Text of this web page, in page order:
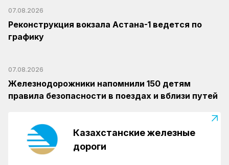
07.08.2026
Реконструкция вокзала Астана-1 ведется по
графику
07.08.2026
Железнодорожники напомнили 150 детям
правила безопасности в поездах и вблизи путей
Казахстанские железные
дороги